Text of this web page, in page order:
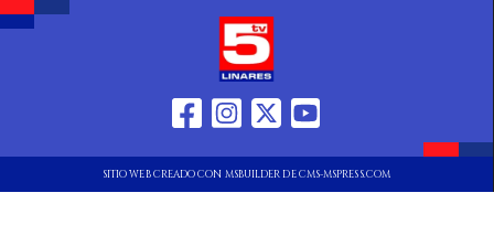
SITIO WEB CREADO CON MSBUILDER DE CMS-MSPRESS.COM